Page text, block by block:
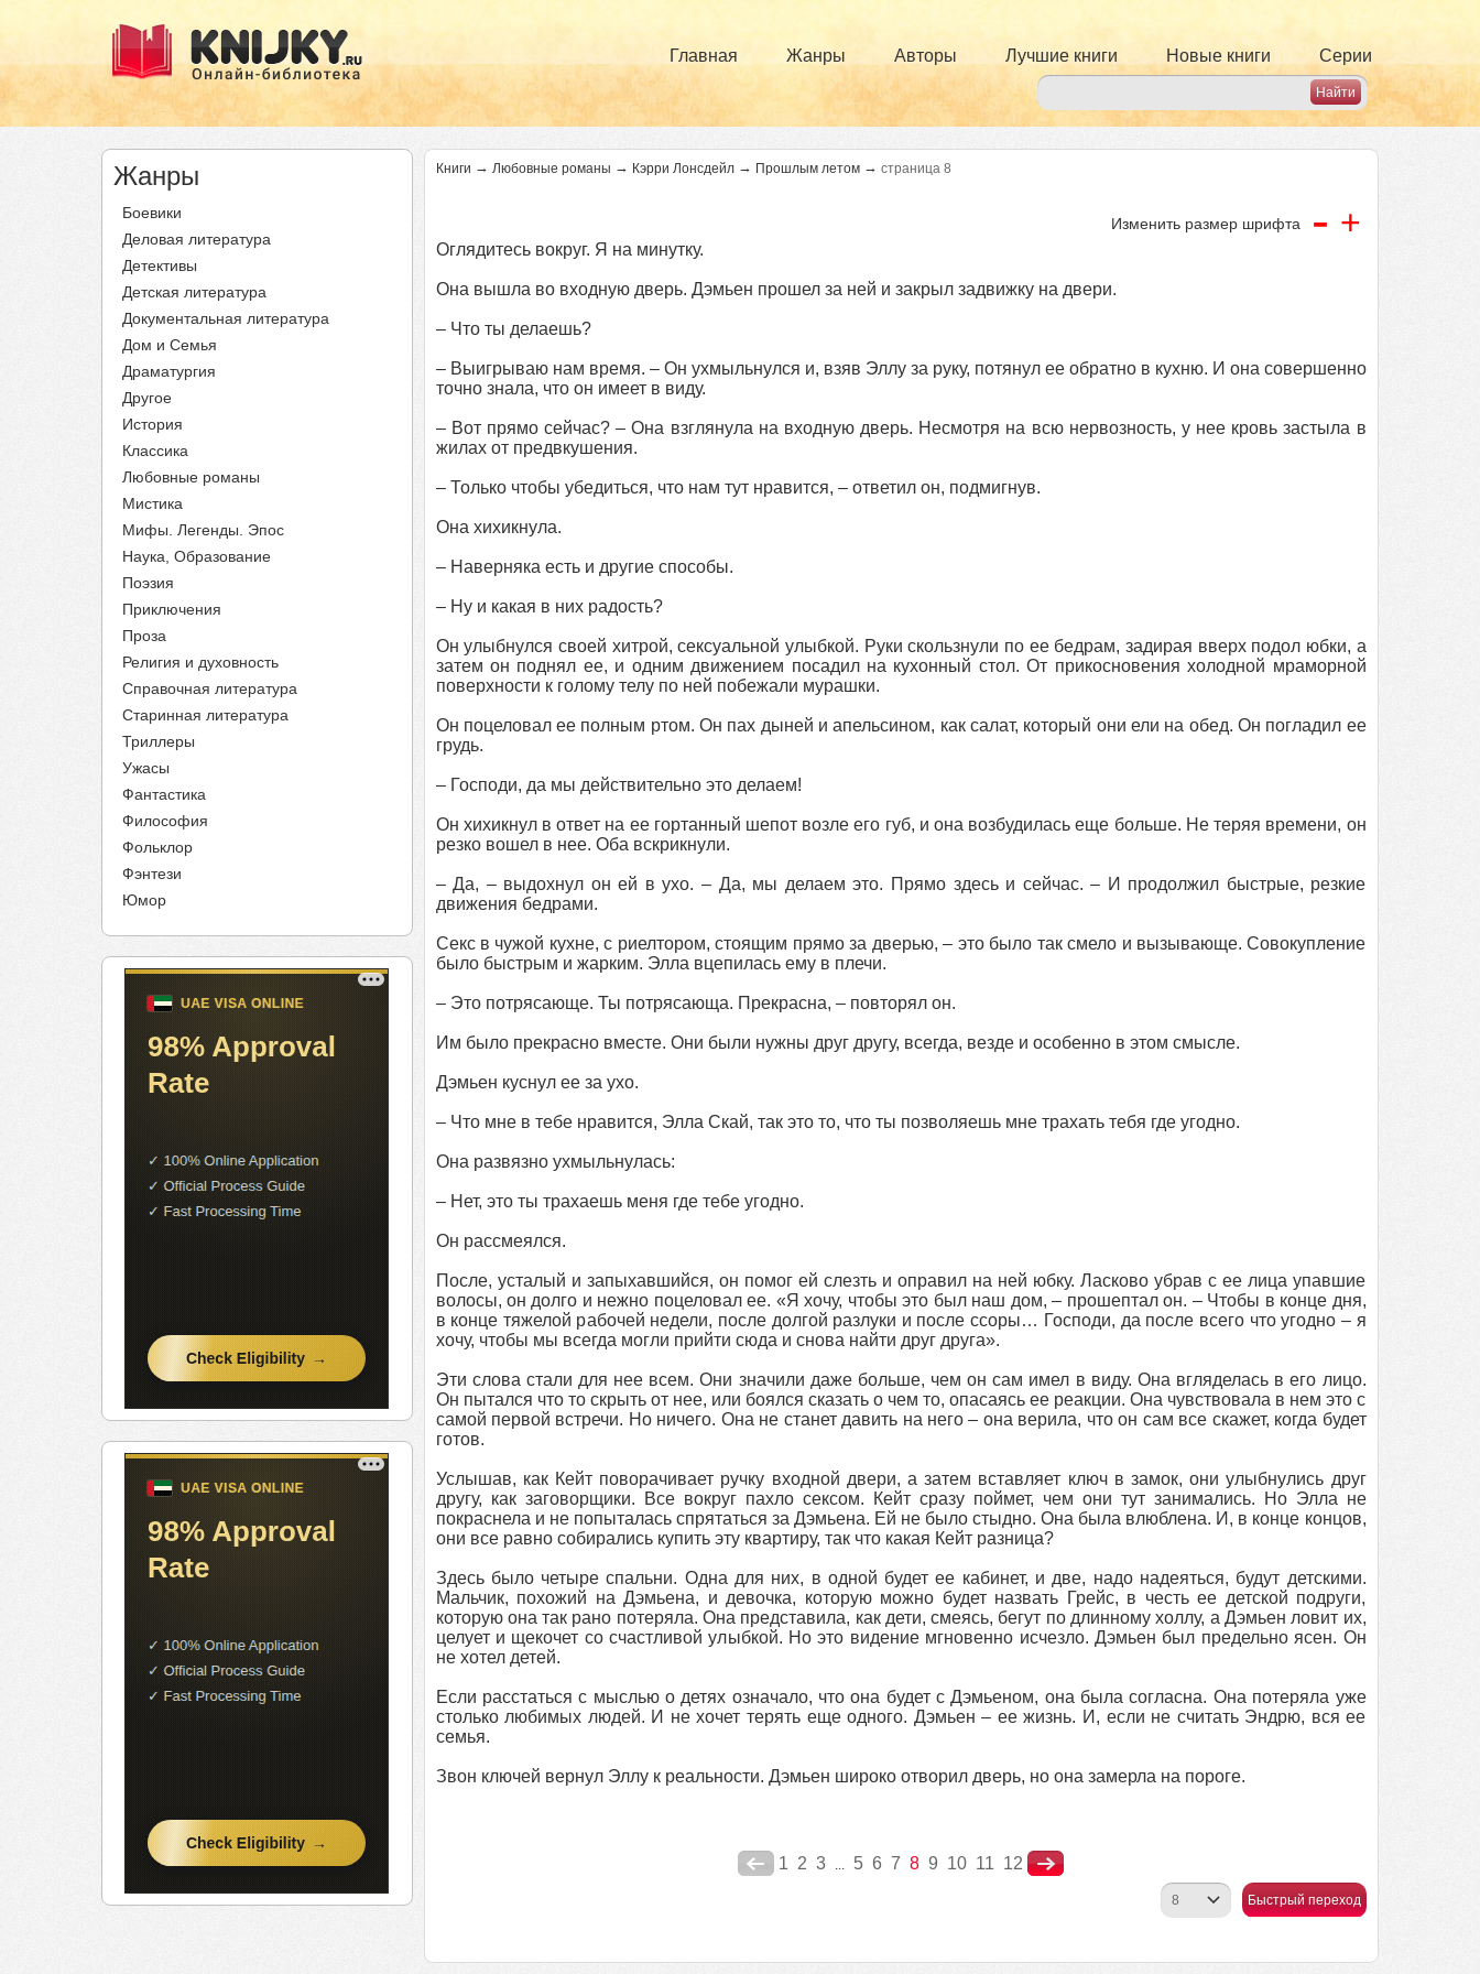
Главная Жанры Авторы Лучшие книги Новые книги Серии
Жанры
Боевики
Деловая литература
Детективы
Детская литература
Документальная литература
Дом и Семья
Драматургия
Другое
История
Классика
Любовные романы
Мистика
Мифы. Легенды. Эпос
Наука, Образование
Поэзия
Приключения
Проза
Религия и духовность
Справочная литература
Старинная литература
Триллеры
Ужасы
Фантастика
Философия
Фольклор
Фэнтези
Юмор
Книги → Любовные романы → Кэрри Лонсдейл → Прошлым летом → страница 8
Изменить размер шрифта - +
Оглядитесь вокруг. Я на минутку.
Она вышла во входную дверь. Дэмьен прошел за ней и закрыл задвижку на двери.
– Что ты делаешь?
– Выигрываю нам время. – Он ухмыльнулся и, взяв Эллу за руку, потянул ее обратно в кухню. И она совершенно
точно знала, что он имеет в виду.
– Вот прямо сейчас? – Она взглянула на входную дверь. Несмотря на всю нервозность, у нее кровь застыла в
жилах от предвкушения.
– Только чтобы убедиться, что нам тут нравится, – ответил он, подмигнув.
Она хихикнула.
– Наверняка есть и другие способы.
– Ну и какая в них радость?
Он улыбнулся своей хитрой, сексуальной улыбкой. Руки скользнули по ее бедрам, задирая вверх подол юбки, а
затем он поднял ее, и одним движением посадил на кухонный стол. От прикосновения холодной мраморной
поверхности к голому телу по ней побежали мурашки.
Он поцеловал ее полным ртом. Он пах дыней и апельсином, как салат, который они ели на обед. Он погладил ее
грудь.
– Господи, да мы действительно это делаем!
Он хихикнул в ответ на ее гортанный шепот возле его губ, и она возбудилась еще больше. Не теряя времени, он
резко вошел в нее. Оба вскрикнули.
– Да, – выдохнул он ей в ухо. – Да, мы делаем это. Прямо здесь и сейчас. – И продолжил быстрые, резкие
движения бедрами.
Секс в чужой кухне, с риелтором, стоящим прямо за дверью, – это было так смело и вызывающе. Совокупление
было быстрым и жарким. Элла вцепилась ему в плечи.
– Это потрясающе. Ты потрясающа. Прекрасна, – повторял он.
Им было прекрасно вместе. Они были нужны друг другу, всегда, везде и особенно в этом смысле.
Дэмьен куснул ее за ухо.
– Что мне в тебе нравится, Элла Скай, так это то, что ты позволяешь мне трахать тебя где угодно.
Она развязно ухмыльнулась:
– Нет, это ты трахаешь меня где тебе угодно.
Он рассмеялся.
После, усталый и запыхавшийся, он помог ей слезть и оправил на ней юбку. Ласково убрав с ее лица упавшие
волосы, он долго и нежно поцеловал ее. «Я хочу, чтобы это был наш дом, – прошептал он. – Чтобы в конце дня,
в конце тяжелой рабочей недели, после долгой разлуки и после ссоры… Господи, да после всего что угодно – я
хочу, чтобы мы всегда могли прийти сюда и снова найти друг друга».
Эти слова стали для нее всем. Они значили даже больше, чем он сам имел в виду. Она вгляделась в его лицо.
Он пытался что то скрыть от нее, или боялся сказать о чем то, опасаясь ее реакции. Она чувствовала в нем это с
самой первой встречи. Но ничего. Она не станет давить на него – она верила, что он сам все скажет, когда будет
готов.
Услышав, как Кейт поворачивает ручку входной двери, а затем вставляет ключ в замок, они улыбнулись друг
другу, как заговорщики. Все вокруг пахло сексом. Кейт сразу поймет, чем они тут занимались. Но Элла не
покраснела и не попыталась спрятаться за Дэмьена. Ей не было стыдно. Она была влюблена. И, в конце концов,
они все равно собирались купить эту квартиру, так что какая Кейт разница?
Здесь было четыре спальни. Одна для них, в одной будет ее кабинет, и две, надо надеяться, будут детскими.
Мальчик, похожий на Дэмьена, и девочка, которую можно будет назвать Грейс, в честь ее детской подруги,
которую она так рано потеряла. Она представила, как дети, смеясь, бегут по длинному холлу, а Дэмьен ловит их,
целует и щекочет со счастливой улыбкой. Но это видение мгновенно исчезло. Дэмьен был предельно ясен. Он
не хотел детей.
Если расстаться с мыслью о детях означало, что она будет с Дэмьеном, она была согласна. Она потеряла уже
столько любимых людей. И не хочет терять еще одного. Дэмьен – ее жизнь. И, если не считать Эндрю, вся ее
семья.
Звон ключей вернул Эллу к реальности. Дэмьен широко отворил дверь, но она замерла на пороге.
1 2 3 ... 5 6 7 8 9 10 11 12
Быстрый переход